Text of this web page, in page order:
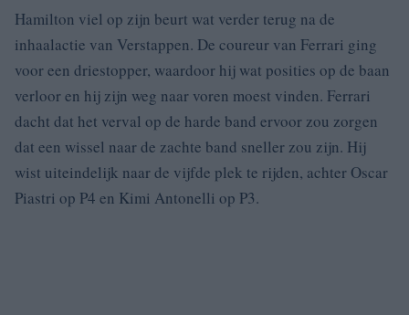
Hamilton viel op zijn beurt wat verder terug na de
inhaalactie van Verstappen. De coureur van Ferrari ging
voor een driestopper, waardoor hij wat posities op de baan
verloor en hij zijn weg naar voren moest vinden. Ferrari
dacht dat het verval op de harde band ervoor zou zorgen
dat een wissel naar de zachte band sneller zou zijn. Hij
wist uiteindelijk naar de vijfde plek te rijden, achter Oscar
Piastri op P4 en Kimi Antonelli op P3.